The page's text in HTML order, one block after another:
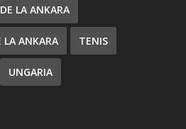
LA ANKARA
ANKARA TENIS
UNGARIA